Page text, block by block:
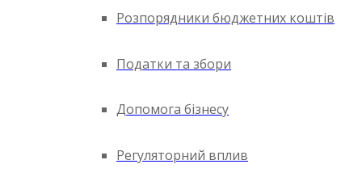
Розпорядники бюджетних коштів
Податки та збори
Допомога бізнесу
Регуляторний вплив